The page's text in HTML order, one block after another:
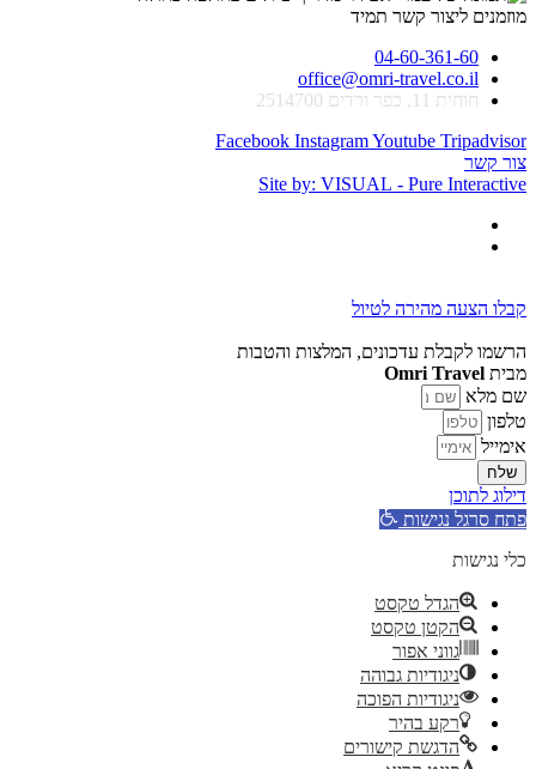
מוזמנים ליצור קשר תמיד
04-60-361-60
office@omri-travel.co.il
חוחית 11, כפר ורדים 2514700
Facebook InstagramYoutube Tripadvisor
צור קשר
Site by: VISUAL - Pure Interactive
קבלו הצעה מהירה לטיול
הרשמו לקבלת עדכונים, המלצות והטבות
מביתOmri Travel
שם מלא
טלפון
אימייל
שלח
דילוג לתוכן
פתח סרגל נגישות
כלי נגישות
הגדל טקסט
הקטן טקסט
גווני אפור
ניגודיות גבוהה
ניגודיות הפוכה
רקע בהיר
הדגשת קישורים